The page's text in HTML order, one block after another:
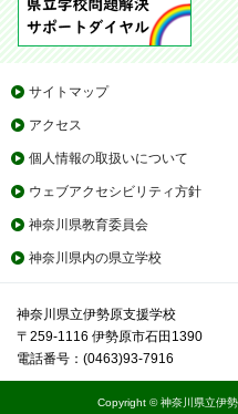
サイトマップ
アクセス
個人情報の取扱いについて
ウェブアクセシビリティ方針
神奈川県教育委員会
神奈川県内の県立学校
神奈川県立伊勢原支援学校
〒259-1116 伊勢原市石田1390
電話番号：(0463)93-7916
Copyright © 神奈川県立伊